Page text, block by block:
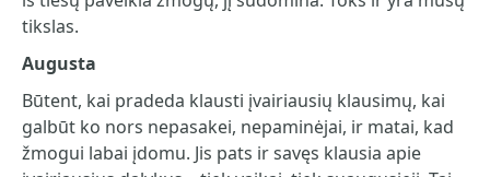
tikslas.
Augusta
Būtent, kai pradeda klausti įvairiausių klausimų, kai
galbūt ko nors nepasakei, nepaminėjai, ir matai, kad
žmogui labai įdomu. Jis pats ir savęs klausia apie